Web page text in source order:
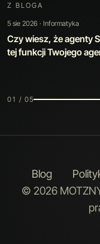
Z BLOGA
5 sie 2026 · Informatyka
Czy wiesz, że agenty
tej funkcji Twojego
01 / 05
Blog
© 2026